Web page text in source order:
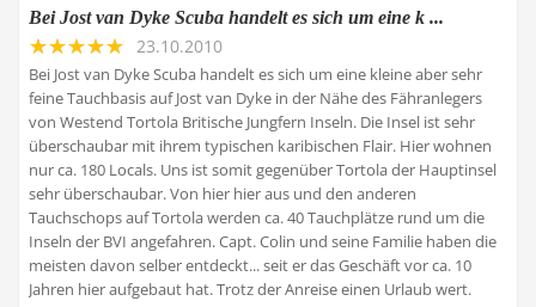
Bei Jost van Dyke Scuba handelt es sich um eine k ...
23.10.2010
Bei Jost van Dyke Scuba handelt es sich um eine kleine aber sehr
feine Tauchbasis auf Jost van Dyke in der Nähe des Fähranlegers
von Westend Tortola Britische Jungfern Inseln. Die Insel ist sehr
überschaubar mit ihrem typischen karibischen Flair. Hier wohnen
nur ca. 180 Locals. Uns ist somit gegenüber Tortola der Hauptinsel
sehr überschaubar. Von hier hier aus und den anderen
Tauchschops auf Tortola werden ca. 40 Tauchplätze rund um die
Inseln der BVI angefahren. Capt. Colin und seine Familie haben die
meisten davon selber entdeckt... seit er das Geschäft vor ca. 10
Jahren hier aufgebaut hat. Trotz der Anreise einen Urlaub wert.